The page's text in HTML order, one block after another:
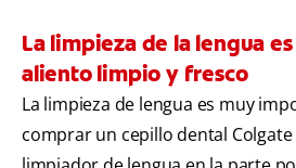
La limpieza de la lengua
aliento limpio y fresco
La limpieza de lengua es muy
comprar un cepillo dental Colgate